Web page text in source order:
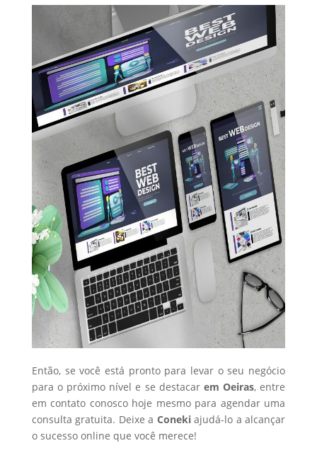
Então, se você está pronto para levar o seu negócio
para o próximo nível e se destacar em Oeiras, entre
em contato conosco hoje mesmo para agendar uma
consulta gratuita. Deixe a Conekiajudá-lo a alcançar
o sucesso online que você merece!